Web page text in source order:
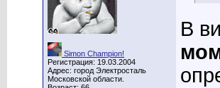
Simon Champion!
Регистрация: 19.03.2004
Адрес: город Электросталь
Московской области.
В